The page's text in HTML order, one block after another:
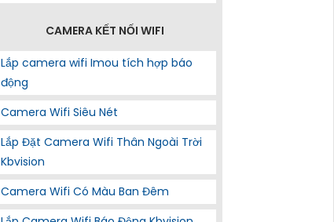
CAMERA KẾT NỐI WIFI
Lắp camera wifi Imou tích hợp báo
động
Camera Wifi Siêu Nét
Lắp Đặt Camera Wifi Thân Ngoài Trời
Kbvision
Camera Wifi Có Màu Ban Đêm